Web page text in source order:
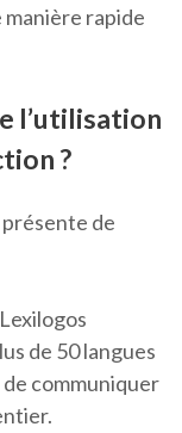
rapide
l’utilisation
?
de
de 50 langues
communiquer